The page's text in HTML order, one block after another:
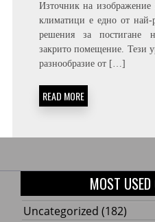
Източник на изображение
климатици е едно от най-
решения за постигане
закрито помещение. Тези
разнообразие от […]
READ MORE
MOST USED
Uncategorized (182)